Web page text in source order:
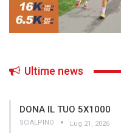
Ultime news
DONA IL TUO 5X1000
SCIALPINO Lug 21, 2026